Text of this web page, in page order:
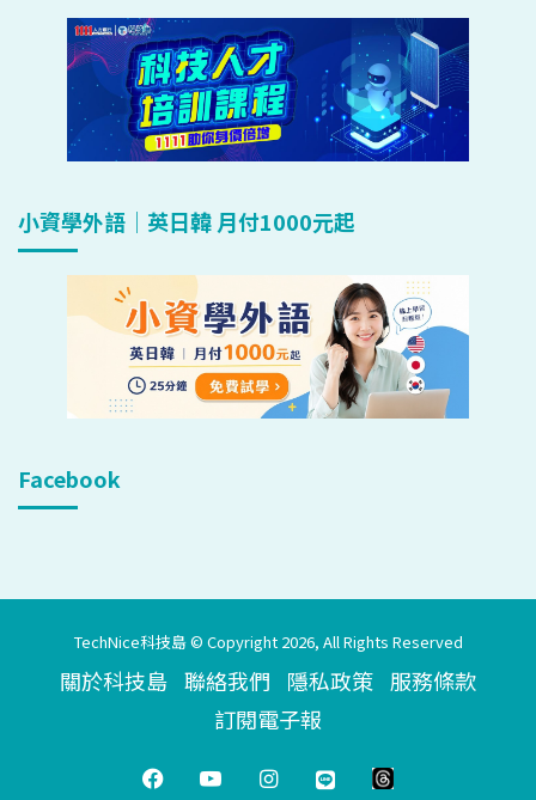
小資學外語｜英日韓 月付1000元起
Facebook
TechNice科技島 © Copyright 2026, All Rights Reserved
關於科技島 聯絡我們 隱私政策 服務條款
訂閱電子報